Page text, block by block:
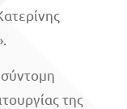
της